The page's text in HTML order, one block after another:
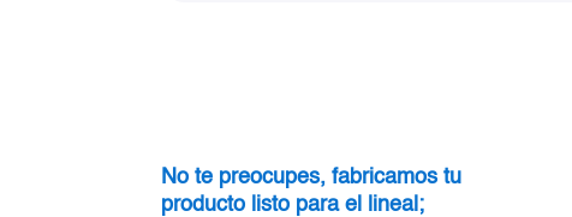
No te preocupes, fabricamos tu
producto listo para el lineal;